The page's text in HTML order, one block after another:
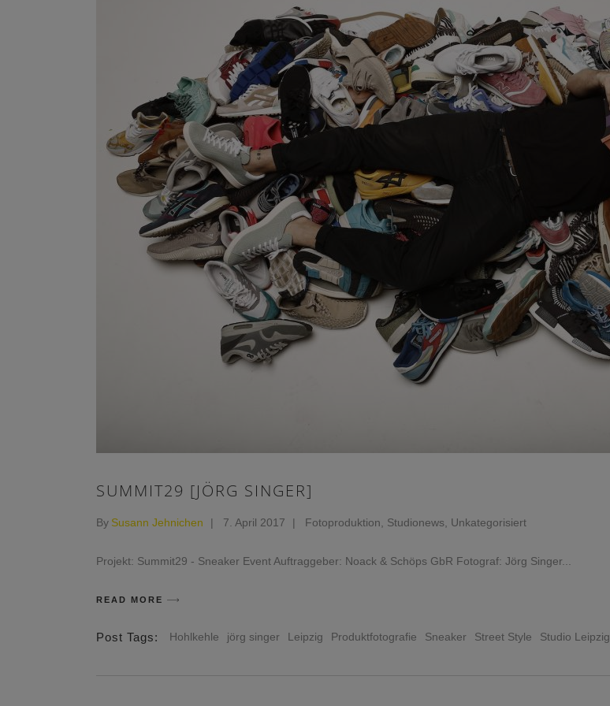
SUMMIT29 [JÖRG SINGER]
By Susann Jehnichen 7. April 2017 Fotoproduktion Studionews Unkategorisiert
Projekt: Summit29 - Sneaker Event Auftraggeber: Noack & Schöps GbR Fotograf: Jörg Singer
READ MORE
Post Tags: Hohlkehle jörg singer Leipzig Produktfotografie Sneaker Street Style Studio Leipzig